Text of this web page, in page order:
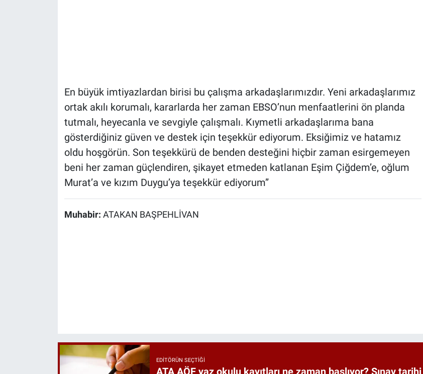
En büyük imtiyazlardan birisi bu çalışma arkadaşlarımızdır. Yeni arkadaşlarımız
ortak akılı korumalı, kararlarda her zaman EBSO’nun menfaatlerini ön planda
tutmalı, heyecanla ve sevgiyle çalışmalı. Kıymetli arkadaşlarıma bana
gösterdiğiniz güven ve destek için teşekkür ediyorum. Eksiğimiz ve hatamız
oldu hoşgörün. Son teşekkürü de benden desteğini hiçbir zaman esirgemeyen
beni her zaman güçlendiren, şikayet etmeden katlanan Eşim Çiğdem’e, oğlum
Murat’a ve kızım Duygu’ya teşekkür ediyorum”
Muhabir: ATAKAN BAŞPEHLİVAN
EDITÖRÜN SEÇTIĞI
ATA AÖF yaz okulu kayıtları ne zaman başlıyor? Sınav tarihi